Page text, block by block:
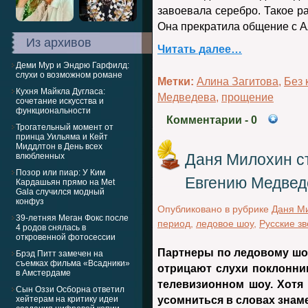
Из архивов
Деми Мур и Эндрю Гарфилд:
слухи о возможном романе
Кухня Майкла Дугласа:
сочетание искусства и
функциональности
Трогательный момент от
принца Уильяма и Кейт
Миддлтон в День всех
влюбленных
Позор или пиар: У Ким
Кардашьян прямо на Met
Gala случился модный
конфуз
39-летняя Меган Фокс после
4 родов снялась в
откровенной фотосессии
Брэд Питт замечен на
съемках фильма «Всадники»
в Амстердаме
Сын Оззи Осборна ответил
хейтерам на критику идеи
завоевала серебро. Такое
Она прекратила общение с
Читать далее…
Метки: Алина Загитова, Без
Медведева, прощение
Комментарии - 0
Даня Милохин
Евгению
Опубликовано в рубрике Даня
период
ледовое шоу, Русские
Партнеры по ледовому
отрицают слухи
телевизионном шоу.
усомниться в словах